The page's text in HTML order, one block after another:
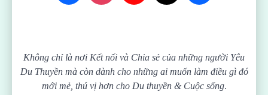
Không chỉ là nơi Kết nối và Chia sẻ của những người Yêu
Du Thuyền mà còn dành cho những ai muốn làm điều gì đó
mới mẻ, thú vị hơn cho Du thuyền & Cuộc sống.